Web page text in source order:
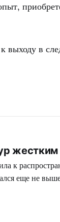
выходу в
к
еще не